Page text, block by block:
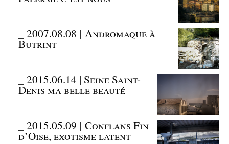
_2007.08.08 | Andromaque à
Butrint
_2015.06.14 | Seine Saint-
Denis ma belle beauté
_2015.05.09 | Conflans Fin
d’Oise, exotisme latent